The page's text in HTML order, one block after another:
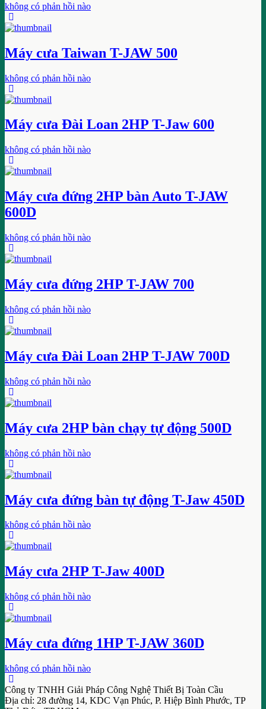
không có phản hồi nào
Máy cưa Taiwan T-JAW 500
không có phản hồi nào
Máy cưa Đài Loan 2HP T-Jaw 600
không có phản hồi nào
Máy cưa đứng 2HP bàn Auto T-JAW
600D
không có phản hồi nào
Máy cưa đứng 2HP T-JAW 700
không có phản hồi nào
Máy cưa Đài Loan 2HP T-JAW 700D
không có phản hồi nào
Máy cưa 2HP bàn chạy tự động 500D
không có phản hồi nào
Máy cưa đứng bàn tự động T-Jaw 450D
không có phản hồi nào
Máy cưa 2HP T-Jaw 400D
không có phản hồi nào
Máy cưa đứng 1HP T-JAW 360D
không có phản hồi nào
Công ty TNHH Giải Pháp Công Nghệ Thiết Bị Toàn Cầu
Địa chỉ: 28 đường 14, KDC Vạn Phúc, P. Hiệp Bình Phước, TP